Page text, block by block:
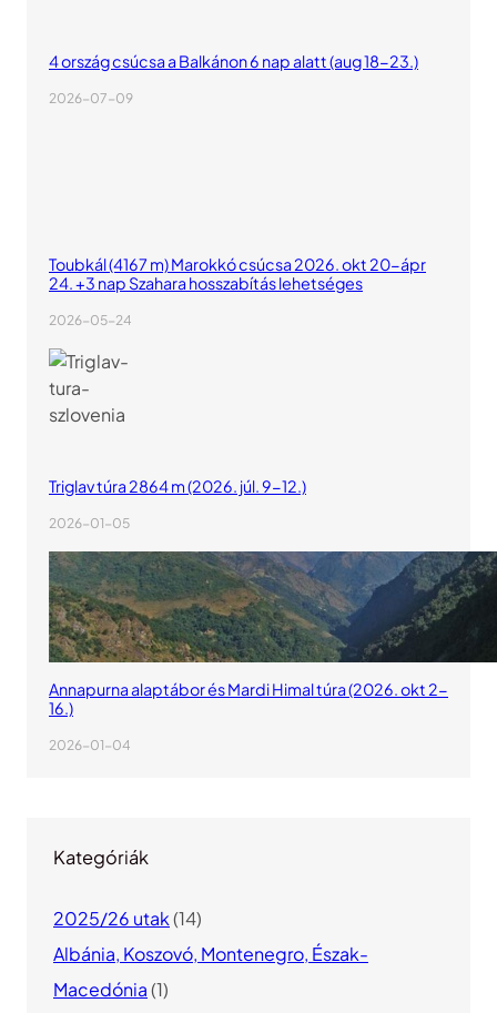
4 ország csúcsa a Balkánon 6 nap alatt (aug 18-23.)
2026-07-09
Toubkál (4167 m) Marokkó csúcsa 2026. okt 20-ápr
24. +3 nap Szahara hosszabítás lehetséges
2026-05-24
Triglav túra 2864 m (2026. júl. 9-12.)
2026-01-05
Annapurna alaptábor és Mardi Himal túra (2026. okt 2-
16.)
2026-01-04
Kategóriák
2025/26 utak(14)
Albánia, Koszovó, Montenegro, Észak-
Macedónia(1)